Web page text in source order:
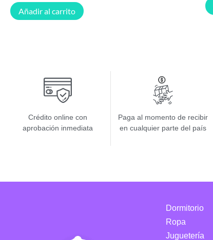
Añadir al carrito
Crédito online con
aprobación inmediata
Paga al momento de recibir
en cualquier parte del país
Dormitorio
Ropa
Juguetería